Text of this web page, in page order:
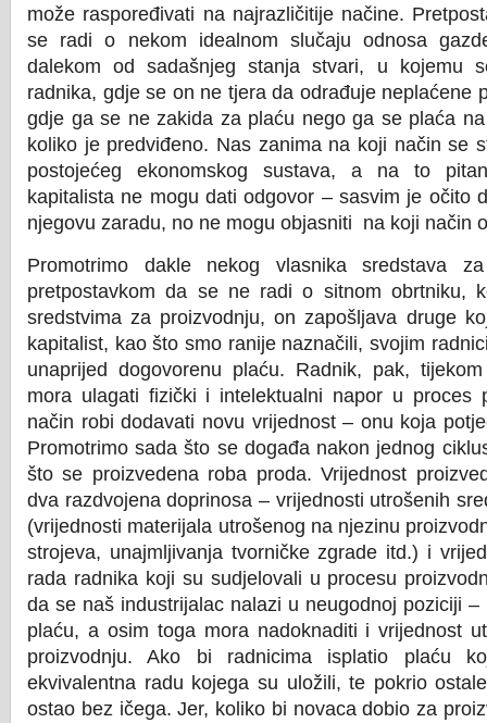
može raspoređivati na najrazličitije načine.
se radi o nekom idealnom slučaju odnosa
dalekom od sadašnjeg stanja stvari, u kojemu
radnika, gdje se on ne tjera da odrađuje neplaćene
gdje ga se ne zakida za plaću nego ga se plaća
koliko je predviđeno. Nas zanima na koji način se
postojećeg ekonomskog sustava, a na to
kapitalista ne mogu dati odgovor – sasvim je očito
njegovu zaradu, no ne mogu objasniti na koji način
Promotrimo dakle nekog vlasnika sredstava
pretpostavkom da se ne radi o sitnom obrtniku,
sredstvima za proizvodnju, on zapošljava druge
kapitalist, kao što smo ranije naznačili, svojim
unaprijed dogovorenu plaću. Radnik, pak,
mora ulagati fizički i intelektualni napor u proces
način robi dodavati novu vrijednost – onu koja
Promotrimo sada što se događa nakon jednog
što se proizvedena roba proda. Vrijednost
dva razdvojena doprinosa – vrijednosti utrošenih
(vrijednosti materijala utrošenog na njezinu
strojeva, unajmljivanja tvorničke zgrade itd.) i
rada radnika koji su sudjelovali u procesu
da se naš industrijalac nalazi u neugodnoj poziciji
plaću, a osim toga mora nadoknaditi i vrijednost
proizvodnju. Ako bi radnicima isplatio plaću
ekvivalentna radu kojega su uložili, te pokrio
ostao bez ičega. Jer, koliko bi novaca dobio za